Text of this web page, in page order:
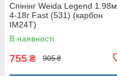
Спінінг Weida Legend 1.98м
4-18г Fast (531) (карбон
IM24T)
В наявності
755 ₴ 905 ₴